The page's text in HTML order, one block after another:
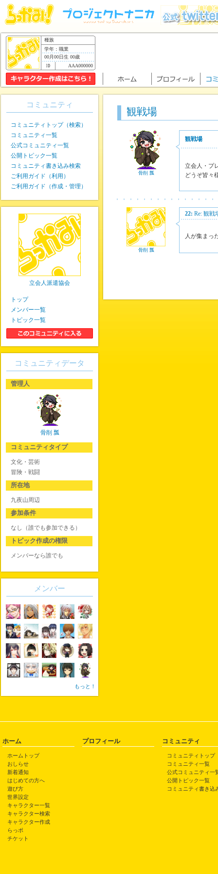
種族
学年：職業
00月00日生 00歳
AAA000000
観戦場
骨削 瓢
観戦場
立会人・プ
どうぞ皆々
骨削 瓢
22: Re: 観戦
人が集まっ
コミュニティ
コミュニティトップ（検索）
コミュニティ一覧
公式コミュニティ一覧
公開トピック一覧
コミュニティ書き込み検索
ご利用ガイド（利用）
ご利用ガイド（作成・管理）
立会人派遣協会
トップ
メンバー一覧
トピック一覧
コミュニティデータ
管理人
骨削 瓢
コミュニティタイプ
文化・芸術
冒険・戦闘
所在地
九夜山周辺
参加条件
なし（誰でも参加できる）
トピック作成の権限
メンバーなら誰でも
メンバー
もっと！
ホーム
ホームトップ
おしらせ
新着通知
はじめての方へ
遊び方
世界設定
キャラクター一覧
キャラクター検索
キャラクター作成
らっポ
チケット
プロフィール コミュニティ
コミュニティトップ
コミュニティ一覧
公式コミュニティ一
公開トピック一覧
コミュニティ書き込